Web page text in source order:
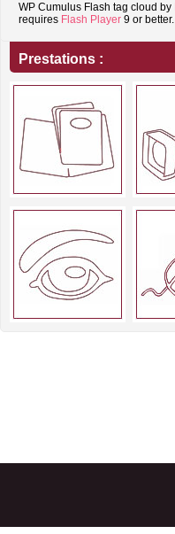
WP Cumulus Flash tag cloud by
requires Flash Player 9 or better.
Prestations :